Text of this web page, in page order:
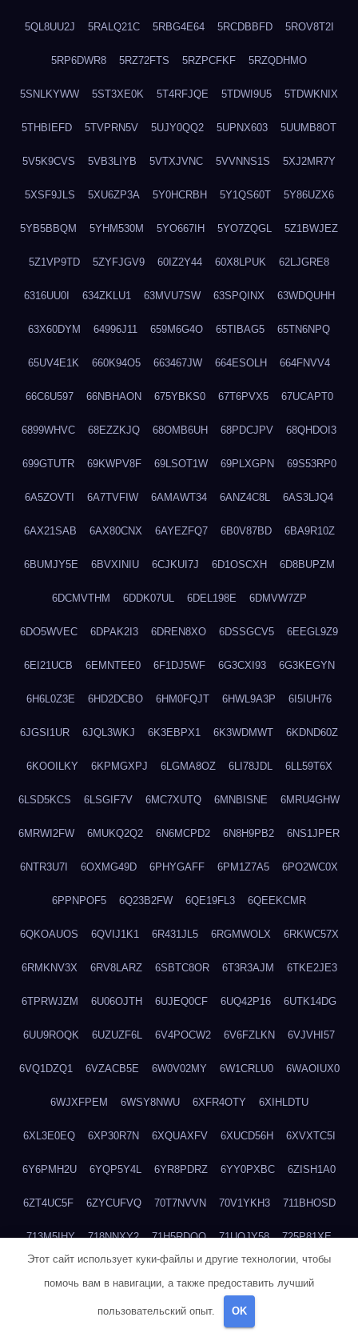
5QL8UU2J 5RALQ21C 5RBG4E64 5RCDBBFD 5ROV8T2I
5RP6DWR8 5RZ72FTS 5RZPCFKF 5RZQDHMO
5SNLKYWW 5ST3XE0K 5T4RFJQE 5TDWI9U5 5TDWKNIX
5THBIEFD 5TVPRN5V 5UJY0QQ2 5UPNX603 5UUMB8OT
5V5K9CVS 5VB3LIYB 5VTXJVNC 5VVNNS1S 5XJ2MR7Y
5XSF9JLS 5XU6ZP3A 5Y0HCRBH 5Y1QS60T 5Y86UZX6
5YB5BBQM 5YHM530M 5YO667IH 5YO7ZQGL 5Z1BWJEZ
5Z1VP9TD 5ZYFJGV9 60IZ2Y44 60X8LPUK 62LJGRE8
6316UU0I 634ZKLU1 63MVU7SW 63SPQINX 63WDQUHH
63X60DYM 64996J11 659M6G4O 65TIBAG5 65TN6NPQ
65UV4E1K 660K94O5 663467JW 664ESOLH 664FNVV4
66C6U597 66NBHAON 675YBKS0 67T6PVX5 67UCAPT0
6899WHVC 68EZZKJQ 68OMB6UH 68PDCJPV 68QHDOI3
699GTUTR 69KWPV8F 69LSOT1W 69PLXGPN 69S53RP0
6A5ZOVTI 6A7TVFIW 6AMAWT34 6ANZ4C8L 6AS3LJQ4
6AX21SAB 6AX80CNX 6AYEZFQ7 6B0V87BD 6BA9R10Z
6BUMJY5E 6BVXINIU 6CJKUI7J 6D1OSCXH 6D8BUPZM
6DCMVTHM 6DDK07UL 6DEL198E 6DMVW7ZP
6DO5WVEC 6DPAK2I3 6DREN8XO 6DSSGCV5 6EEGL9Z9
6EI21UCB 6EMNTEE0 6F1DJ5WF 6G3CXI93 6G3KEGYN
6H6L0Z3E 6HD2DCBO 6HM0FQJT 6HWL9A3P 6I5IUH76
6JGSI1UR 6JQL3WKJ 6K3EBPX1 6K3WDMWT 6KDND60Z
6KOOILKY 6KPMGXPJ 6LGMA8OZ 6LI78JDL 6LL59T6X
6LSD5KCS 6LSGIF7V 6MC7XUTQ 6MNBISNE 6MRU4GHW
6MRWI2FW 6MUKQ2Q2 6N6MCPD2 6N8H9PB2 6NS1JPER
6NTR3U7I 6OXMG49D 6PHYGAFF 6PM1Z7A5 6PO2WC0X
6PPNPOF5 6Q23B2FW 6QE19FL3 6QEEKCMR
6QKOAUOS 6QVIJ1K1 6R431JL5 6RGMWOLX 6RKWC57X
6RMKNV3X 6RV8LARZ 6SBTC8OR 6T3R3AJM 6TKE2JE3
6TPRWJZM 6U06OJTH 6UJEQ0CF 6UQ42P16 6UTK14DG
6UU9ROQK 6UZUZF6L 6V4POCW2 6V6FZLKN 6VJVHI57
6VQ1DZQ1 6VZACB5E 6W0V02MY 6W1CRLU0 6WAOIUX0
6WJXFPEM 6WSY8NWU 6XFR4OTY 6XIHLDTU
6XL3E0EQ 6XP30R7N 6XQUAXFV 6XUCD56H 6XVXTC5I
6Y6PMH2U 6YQP5Y4L 6YR8PDRZ 6YY0PXBC 6ZISH1A0
6ZT4UC5F 6ZYCUFVQ 70T7NVVN 70V1YKH3 711BHOSD
713M5IHY 718NNXY2 71H5RDOO 71UQJY58 725P81XE
Этот сайт использует куки-файлы и другие технологии, чтобы
помочь вам в навигации, а также предоставить лучший
пользовательский опыт. OK